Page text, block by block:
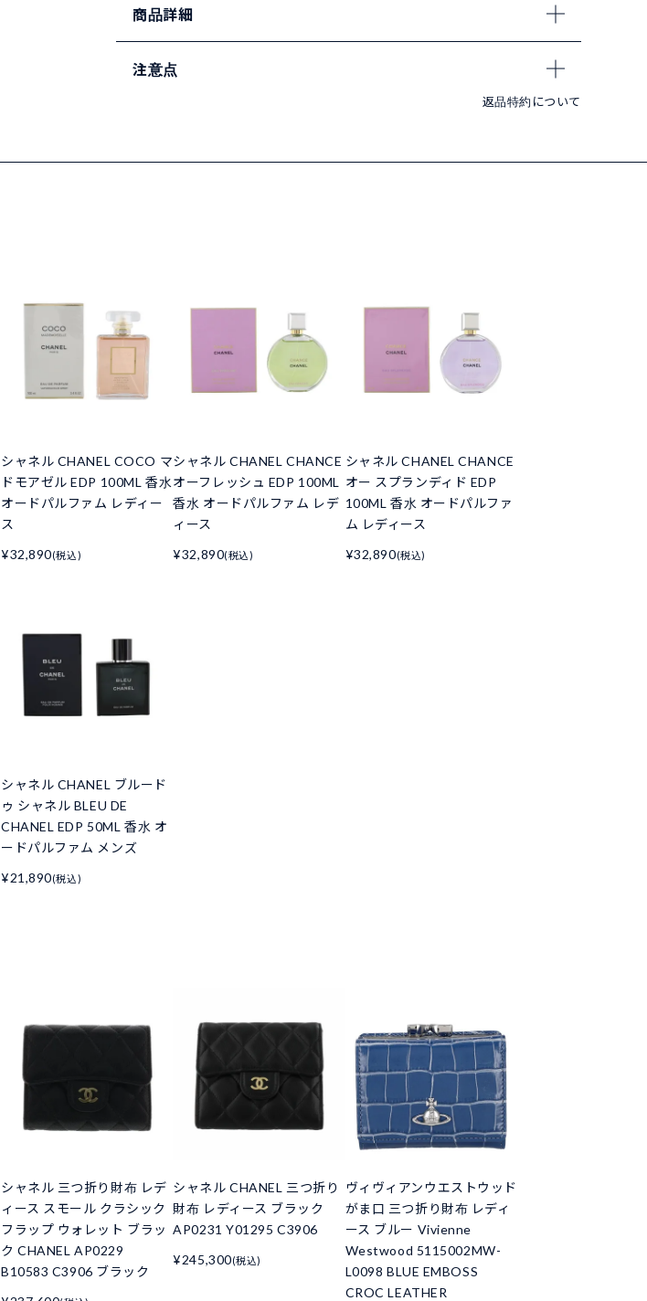
商品詳細
注意点
返品特約について
シャネル CHANEL COCO マ
ドモアゼル EDP 100ML 香水
オードパルファム レディー
ス
¥32,890(税込)
シャネル CHANEL CHANCE
オーフレッシュ EDP 100ML
香水 オードパルファム レデ
ィース
¥32,890(税込)
シャネル CHANEL CHANCE
オー スプランディド EDP
100ML 香水 オードパルファ
ム レディース
¥32,890(税込)
シャネル CHANEL ブルード
ゥ シャネル BLEU DE
CHANEL EDP 50ML 香水 オ
ードパルファム メンズ
¥21,890(税込)
シャネル 三つ折り財布 レデ
ィース スモール クラシック
フラップ ウォレット ブラッ
ク CHANEL AP0229
B10583 C3906 ブラック
シャネル CHANEL 三つ折り
財布 レディース ブラック
AP0231 Y01295 C3906
¥245,300(税込)
ヴィヴィアンウエストウッド
がま口 三つ折り財布 レディ
ース ブルー Vivienne
Westwood 5115002MW-
L0098 BLUE EMBOSS
CROC LEATHER